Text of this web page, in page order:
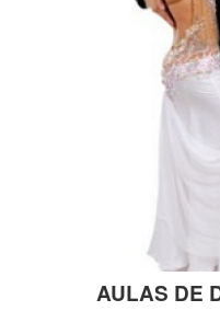
AULAS DE